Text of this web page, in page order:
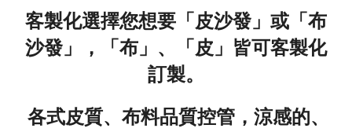
客製化選擇您想要「皮沙發」或「布
沙發」，「布」、「皮」皆可客製化
訂製。
各式皮質、布料品質控管，涼感的、